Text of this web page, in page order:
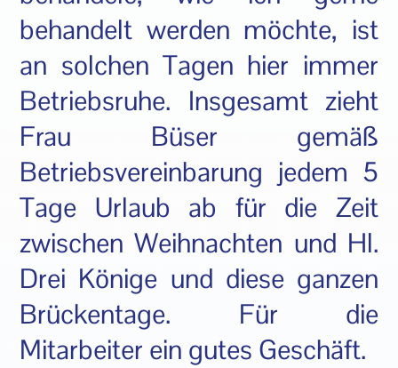
behandelt werden möchte, ist
an solchen Tagen hier immer
Betriebsruhe. Insgesamt zieht
Frau Büser gemäß
Betriebsvereinbarung jedem 5
Tage Urlaub ab für die Zeit
zwischen Weihnachten und Hl.
Drei Könige und diese ganzen
Brückentage. Für die
Mitarbeiter ein gutes Geschäft.